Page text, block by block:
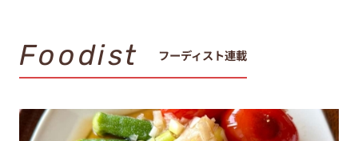
Foodist フーディスト連載